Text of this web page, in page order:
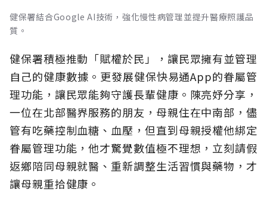
健保署結合Google AI技術，強化慢性病管理並提升醫療照護品
質。
健保署積極推動「賦權於民」，讓民眾擁有並管理
自己的健康數據。更發展健保快易通App的眷屬管
理功能，讓民眾能夠守護長輩健康。陳亮妤分享，
一位在北部醫界服務的朋友，母親住在中南部，儘
管有吃藥控制血糖、血壓，但直到母親授權他綁定
眷屬管理功能，他才驚覺數值極不理想，立刻請假
返鄉陪同母親就醫、重新調整生活習慣與藥物，才
讓母親重拾健康。